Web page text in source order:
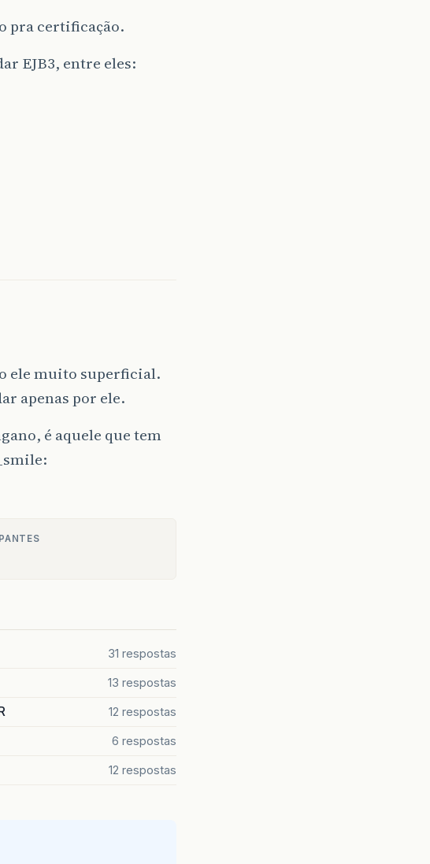
pra certificação.
EJB3, entre eles:
ele muito superficial.
apenas por ele.
é aquele que tem
31 respostas
13 respostas
12 respostas
6 respostas
12 respostas